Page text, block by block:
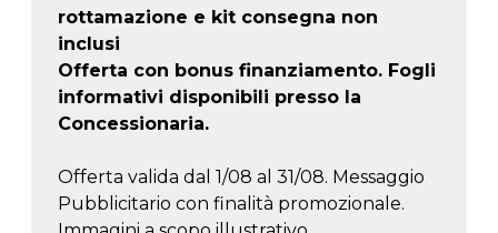
rottamazione e kit consegna non
inclusi
Offerta con bonus finanziamento. Fogli
informativi disponibili presso la
Concessionaria.
Offerta valida dal 1/08 al 31/08. Messaggio
Pubblicitario con finalità promozionale.